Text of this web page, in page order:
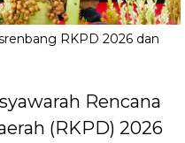
RKPD 2026 dan
Rencana
(RKPD) 2026